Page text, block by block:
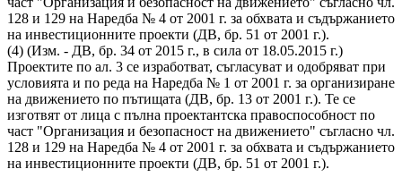
128 и 129 на Наредба № 4 от 2001 г. за обхвата и съдържанието
на инвестиционните проекти (ДВ, бр. 51 от 2001 г.).
(4) (Изм. - ДВ, бр. 34 от 2015 г., в сила от 18.05.2015 г.)
Проектите по ал. 3 се изработват, съгласуват и одобряват при
условията и по реда на Наредба № 1 от 2001 г. за организиране
на движението по пътищата (ДВ, бр. 13 от 2001 г.). Те се
изготвят от лица с пълна проектантска правоспособност по
част "Организация и безопасност на движението" съгласно чл.
128 и 129 на Наредба № 4 от 2001 г. за обхвата и съдържанието
на инвестиционните проекти (ДВ, бр. 51 от 2001 г.).